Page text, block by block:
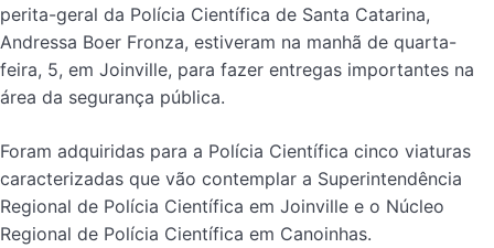
perita-geral da Polícia Científica de Santa Catarina,
Andressa Boer Fronza, estiveram na manhã de quarta-
feira, 5, em Joinville, para fazer entregas importantes na
área da segurança pública.
Foram adquiridas para a Polícia Científica cinco viaturas
caracterizadas que vão contemplar a Superintendência
Regional de Polícia Científica em Joinville e o Núcleo
Regional de Polícia Científica em Canoinhas.